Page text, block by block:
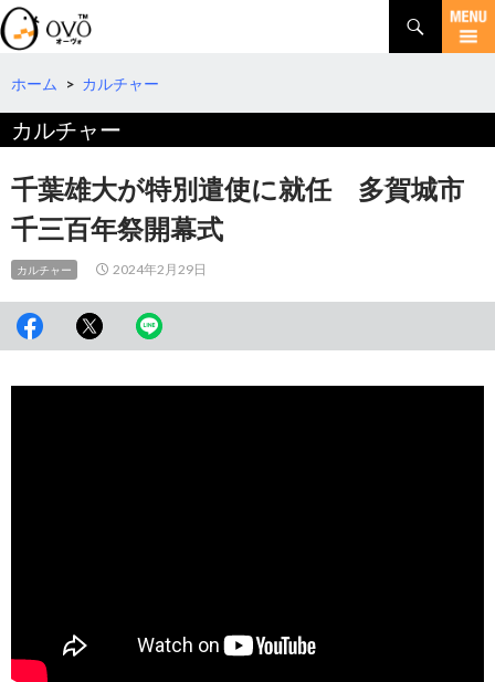
検
索
コ
テ
ツ
へ
移
ホーム > カルチャー
カルチャー
千葉雄大が特別遣使に就任 多賀城市
千三百年祭開幕式
カルチャー 2024年2月29日